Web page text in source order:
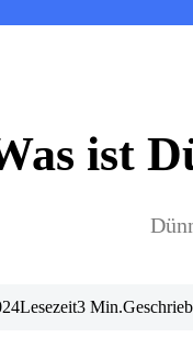
ist
Lesezeit3 Min.